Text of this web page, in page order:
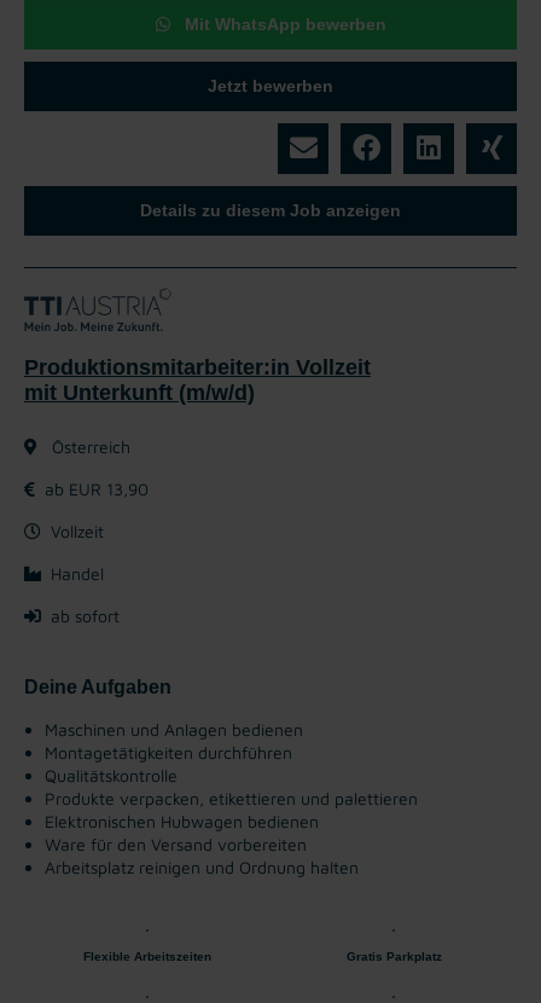
Mit WhatsApp bewerben
Jetzt bewerben
Details zu diesem Job anzeigen
Produktionsmitarbeiter:in Vollzeit
mit Unterkunft (m/w/d)
Österreich
ab EUR 13,90
Vollzeit
Handel
ab sofort
Deine Aufgaben
Maschinen und Anlagen bedienen
Montagetätigkeiten durchführen
Qualitätskontrolle
Produkte verpacken, etikettieren und palettieren
Elektronischen Hubwagen bedienen
Ware für den Versand vorbereiten
Arbeitsplatz reinigen und Ordnung halten
Flexible Arbeitszeiten Gratis Parkplatz